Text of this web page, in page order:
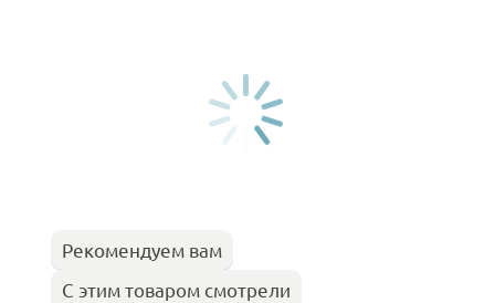
Рекомендуем вам
С этим товаром смотрели